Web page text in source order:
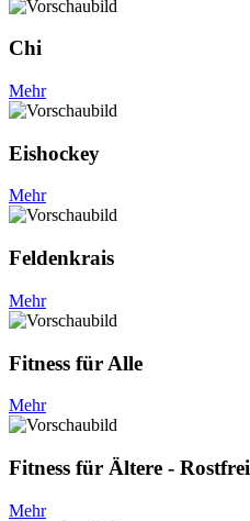
Chi
Mehr
Eishockey
Mehr
Feldenkrais
Mehr
Fitness für Alle
Mehr
Fitness für Ältere - Rostfrei
Mehr